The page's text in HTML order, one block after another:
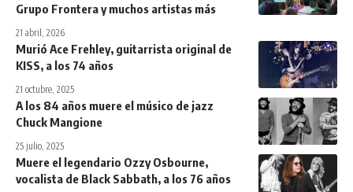
Grupo Frontera y muchos artistas más
21 abril, 2026
Murió Ace Frehley, guitarrista original de
KISS, a los 74 años
21 octubre, 2025
A los 84 años muere el músico de jazz
Chuck Mangione
25 julio, 2025
Muere el legendario Ozzy Osbourne,
vocalista de Black Sabbath, a los 76 años